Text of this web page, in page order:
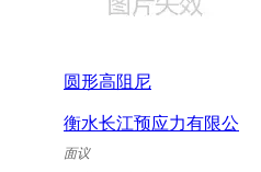
圆形高阻尼
衡水长江预应力有限公
司
面议